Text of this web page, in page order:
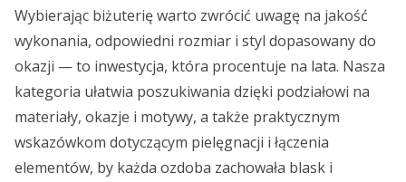
Wybierając biżuterię warto zwrócić uwagę na jakość
wykonania, odpowiedni rozmiar i styl dopasowany do
okazji — to inwestycja, która procentuje na lata. Nasza
kategoria ułatwia poszukiwania dzięki podziałowi na
materiały, okazje i motywy, a także praktycznym
wskazówkom dotyczącym pielęgnacji i łączenia
elementów, by każda ozdoba zachowała blask i